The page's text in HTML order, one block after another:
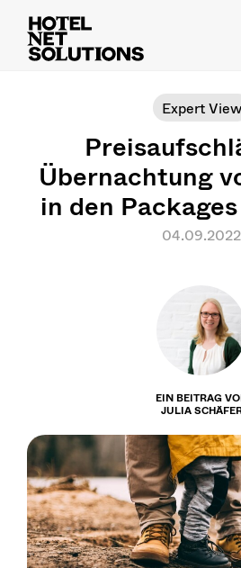
Expert View
Übernachtung
in den
04.09.2022
EIN BEITRAG
JULIA